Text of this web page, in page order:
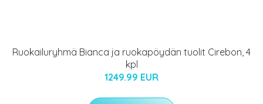
Ruokailuryhmä Bianca ja ruokapöydän tuolit Cirebon, 4
kpl
1249.99 EUR